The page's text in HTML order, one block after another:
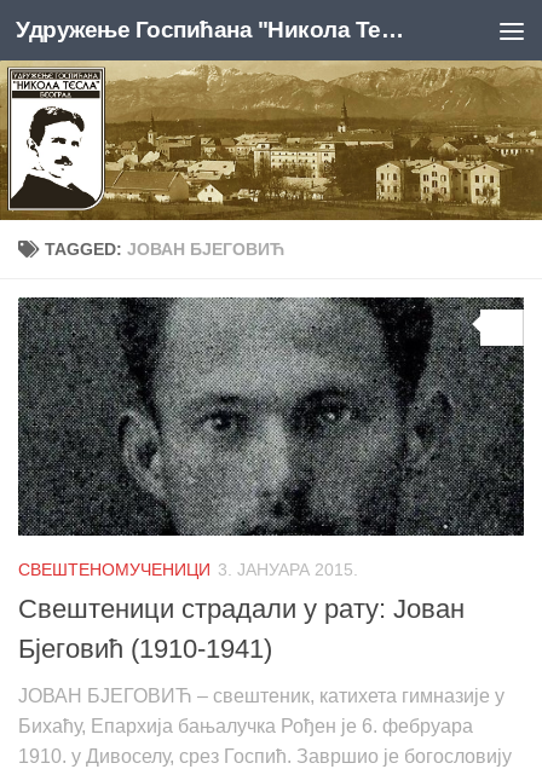
Skip to content Удружење Госпићана "Никола Тесла", Београд
TAGGED: ЈОВАН БЈЕГОВИЋ
СВЕШТЕНОМУЧЕНИЦИ 3. ЈАНУАРА 2015.
Свештеници страдали у рату: Јован
Бјеговић (1910-1941)
ЈОВАН БЈЕГОВИЋ – свештеник, катихета гимназије у
Бихаћу, Епархија бањалучка Рођен је 6. фебруара
1910. у Дивоселу, срез Госпић. Завршио је богословију